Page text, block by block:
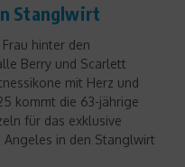
Stanglwirt
hinter den
Berry und Scarlett
mit Herz und
kommt die 63-jährige
für das exklusive
Angeles in den Stanglwirt